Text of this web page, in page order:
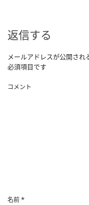
返信する
メールアドレスが公開され
必須項目です
コメント
名前*